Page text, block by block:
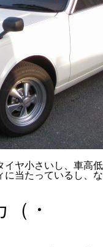
イヤ小さいし、車高低
に当たっているし、な
・